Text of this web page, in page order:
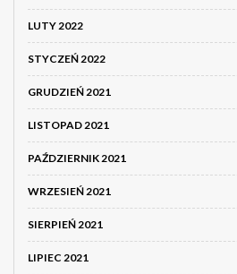
LUTY 2022
STYCZEŃ 2022
GRUDZIEŃ 2021
LISTOPAD 2021
PAŹDZIERNIK 2021
WRZESIEŃ 2021
SIERPIEŃ 2021
LIPIEC 2021